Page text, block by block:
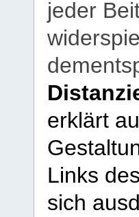
jeder
erklärt
Links
sich